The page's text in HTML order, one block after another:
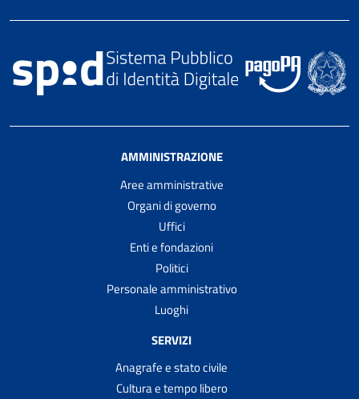
AMMINISTRAZIONE
Aree amministrative
Organi di governo
Uffici
Enti e fondazioni
Politici
Personale amministrativo
Luoghi
SERVIZI
Anagrafe e stato civile
Cultura e tempo libero